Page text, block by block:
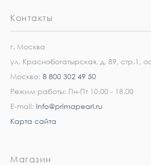
Контакты
г. Москва
ул. Краснобогатырская, д. 89, стр.1,
Москва: 8 800 302 49 50
Режим работы: Пн-Пт 10.00 - 18.00
E-mail: info@primapearl.ru
Карта сайта
Магазин